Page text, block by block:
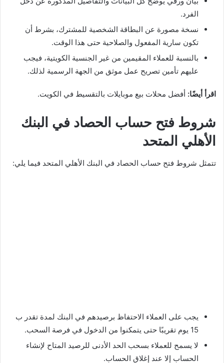
الفرد.
نسخة مصورة عن البطاقة الشخصية للمشترك، بشرط أن
تكون سارية المفعول والصلاحية حتى هذا الوقت.
بالنسبة للعملاء المقيمين من غير الجنسية الكويتية، فيجب
عليهم تأمين تصريح عمل موثق من الجهة الرسمية لذلك.
اقرأ أيضًا: أفضل محلات بيع موبايلات بالتقسيط في الكويت.
شروط فتح حساب الحصاد في البنك
الأهلي المتحد
تتمثل شروط فتح حساب الحصاد في البنك الأهلي المتحد فيما يلي:
يجب على العملاء الاحتفاظ برصيدهم في البنك لمدة تقدر ب
15 يوم تقريبًا حتى يتمكنوا من الدخول في فرصة السحب.
لا يسمح للعملاء بسحب الحد الأدنى للرصيد المتاح لإنشاء
الحساب إلا عند إغلاق الحساب.